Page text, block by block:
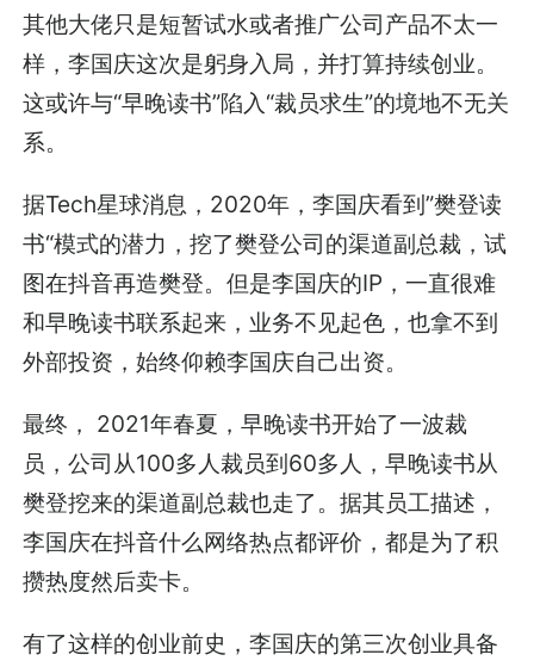
其他大佬只是短暂试水或者推广公司产品不太一
样，李国庆这次是躬身入局，并打算持续创业。
这或许与“早晚读书”陷入“裁员求生”的境地不无关
系。
据Tech星球消息，2020年，李国庆看到”樊登读
书“模式的潜力，挖了樊登公司的渠道副总裁，试
图在抖音再造樊登。但是李国庆的IP，一直很难
和早晚读书联系起来，业务不见起色，也拿不到
外部投资，始终仰赖李国庆自己出资。
最终， 2021年春夏，早晚读书开始了一波裁
员，公司从100多人裁员到60多人，早晚读书从
樊登挖来的渠道副总裁也走了。据其员工描述，
李国庆在抖音什么网络热点都评价，都是为了积
攒热度然后卖卡。
有了这样的创业前史，李国庆的第三次创业具备